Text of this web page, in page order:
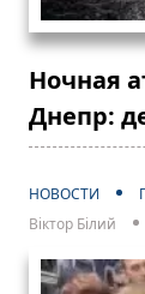
Ночная
Днепр:
НОВОСТИ
Віктор Білий